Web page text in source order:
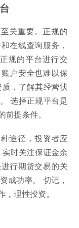
关重要。正规的
在线查询服务，
规的平台进行交
户安全也难以保
，了解其经营状
选择正规平台是
提条件。
途径，投资者应
时关注保证金余
行期货交易的关
成功率。 切记，
理性投资。